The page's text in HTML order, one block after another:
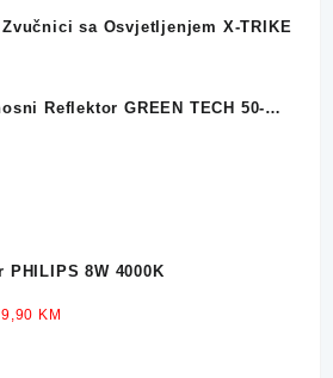
sa Osvjetljenjem X-TRIKE
KM.
Reflektor GREEN TECH 50-
PHILIPS 8W 4000K
KM